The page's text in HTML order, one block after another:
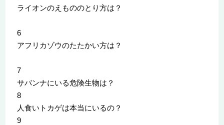
ライオンのえもののとり方は？
6
アフリカゾウのたたかい方は？
7
サバンナにいる危険生物は？
8
人食いトカゲは本当にいるの？
9